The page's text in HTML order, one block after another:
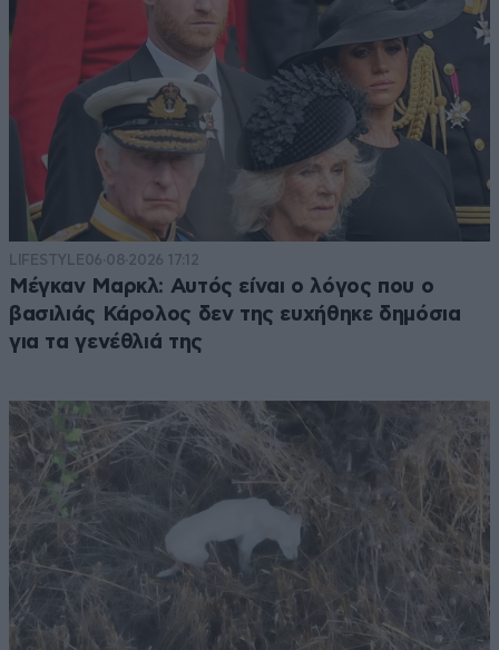
LIFESTYLE06·08·2026 17:12
Μέγκαν Μαρκλ: Αυτός είναι ο λόγος που ο
βασιλιάς Κάρολος δεν της ευχήθηκε δημόσια
για τα γενέθλιά της